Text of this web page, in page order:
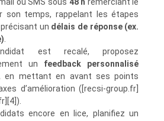
ou SMS sous 48 h remerciant le
son temps, rappelant les étapes
un délais de réponse (ex.
.
est recalé, proposez
un feedback personnalisé
en mettant en avant ses points
d’amélioration ([recsi-group.fr]
encore en lice, planifiez un